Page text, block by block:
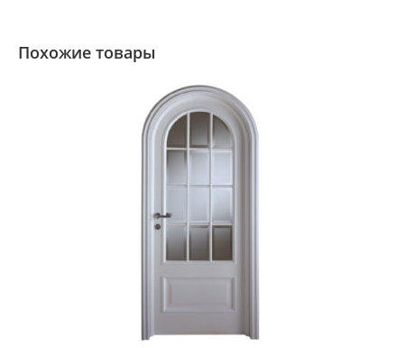
Похожие товары